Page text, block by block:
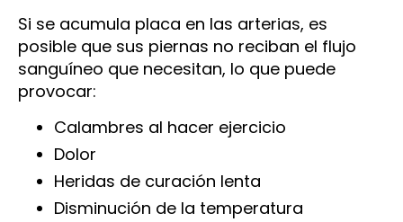
Si se acumula placa en las arterias, es
posible que sus piernas no reciban el flujo
sanguíneo que necesitan, lo que puede
provocar:
Calambres al hacer ejercicio
Dolor
Heridas de curación lenta
Disminución de la temperatura